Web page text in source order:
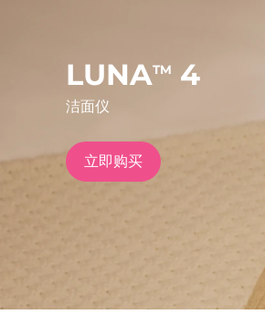
LUNATM 4
洁面仪
立即购买
issa™ Teeth Whitening Set
FAQ™ Dual LED Panel
热门产品